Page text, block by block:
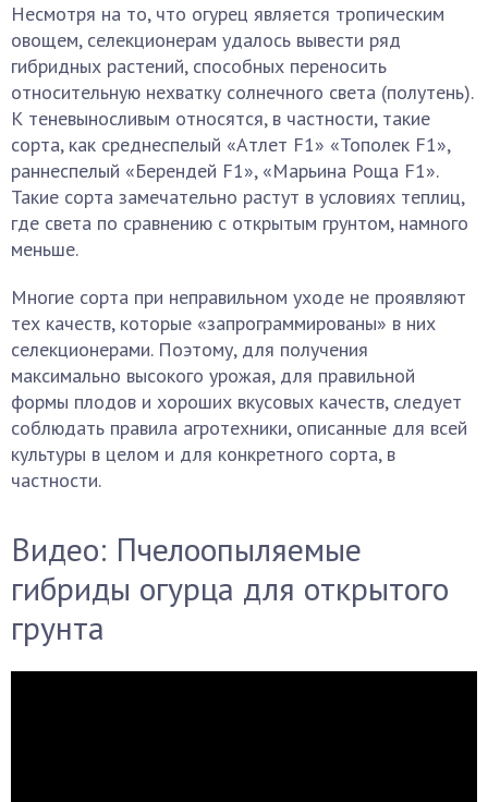
Несмотря на то, что огурец является тропическим
овощем, селекционерам удалось вывести ряд
гибридных растений, способных переносить
относительную нехватку солнечного света (полутень).
К теневыносливым относятся, в частности, такие
сорта, как среднеспелый «Атлет F1» «Тополек F1»,
раннеспелый «Берендей F1», «Марьина Роща F1».
Такие сорта замечательно растут в условиях теплиц,
где света по сравнению с открытым грунтом, намного
меньше.
Многие сорта при неправильном уходе не проявляют
тех качеств, которые «запрограммированы» в них
селекционерами. Поэтому, для получения
максимально высокого урожая, для правильной
формы плодов и хороших вкусовых качеств, следует
соблюдать правила агротехники, описанные для всей
культуры в целом и для конкретного сорта, в
частности.
Видео: Пчелоопыляемые
гибриды огурца для открытого
грунта